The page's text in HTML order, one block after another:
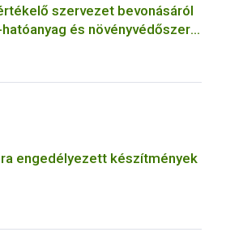
szervezet bevonásáról
és növényvédőszer
továbbá a meglévő engedély
vagy módosítására irányuló
engedélyezett készítmények